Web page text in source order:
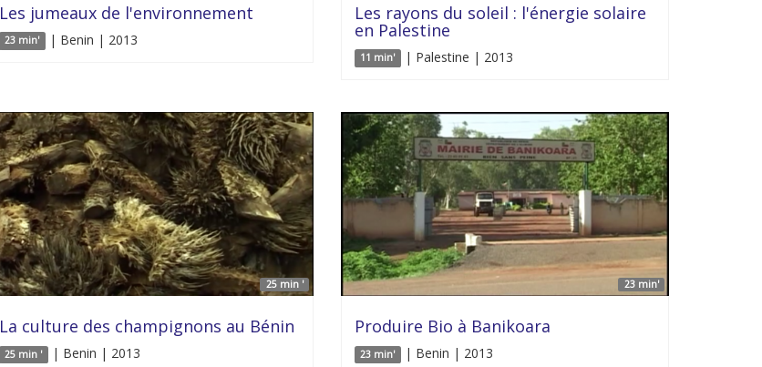
Les jumeaux de l'environnement
23 min' | Benin | 2013
Les rayons du soleil : l'énergie solaire
en Palestine
11 min' | Palestine | 2013
25 min '
La culture des champignons au Bénin
25 min ' | Benin | 2013
23 min'
Produire Bio à Banikoara
23 min' | Benin | 2013